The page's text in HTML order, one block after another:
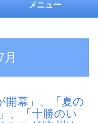
メニュー
幕」、「夏の
、「十勝のい